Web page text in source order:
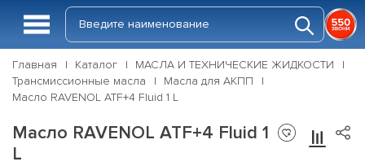
Главная Каталог
МАСЛА И ТЕХНИЧЕСКИЕ ЖИДКОСТИ
Трансмиссионные масла
Масла для АКПП
Масло RAVENOL ATF+4 Fluid 1 L
Масло RAVENOL ATF+4 Fluid 1
L